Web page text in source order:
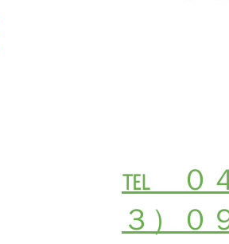
℡ ０４
３）０